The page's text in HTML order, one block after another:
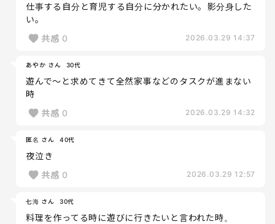
仕事する自分と育児する自分に分かれたい。影分身した
い。
共感 0 2026.03.29 14:37
あやか さん 30代
遊んで〜と求めてきて全然家事などのタスクが進まない
時
共感 0 2026.03.29 14:32
匿名 さん 40代
夜泣き
共感 0 2026.03.29 12:57
七海 さん 30代
料理を作ってる時に遊びに行きたいと言われた時。